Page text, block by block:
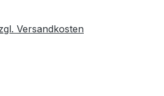
Versandkosten